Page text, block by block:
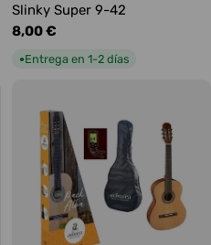
Slinky Super 9-42
Precio
habitual
8,00 €
●Entrega en 1-2 días